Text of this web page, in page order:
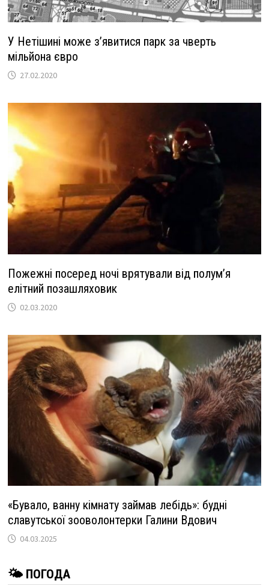
У Нетішині може з’явитися парк за чверть
мільйона євро
27.02.2020
Пожежні посеред ночі врятували від полум’я
елітний позашляховик
02.03.2020
«Бувало, ванну кімнату займав лебідь»: будні
славутської зооволонтерки Галини Вдович
04.03.2025
🌤 ПОГОДА